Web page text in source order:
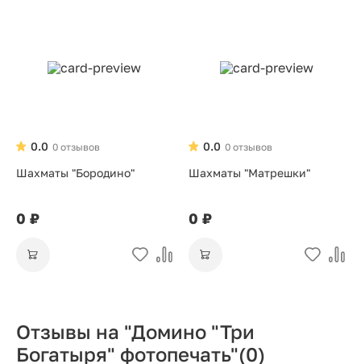
0 отзывов
0.0
Шахматы "Бородино"
0 ₽
0 отзывов
0.0
Шахматы "Матрешки"
0 ₽
Отзывы на "Домино "Три
Богатыря" фотопечать"(0)